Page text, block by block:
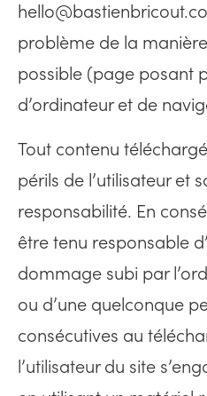
problème de la
possible (page posant
d’ordinateur et de
Tout contenu
périls de l’utilisateur et
responsabilité. En
être tenu responsable
dommage subi par
ou d’une quelconque
consécutives au
l’utilisateur du site